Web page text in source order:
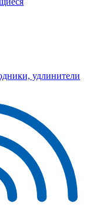
удлинители